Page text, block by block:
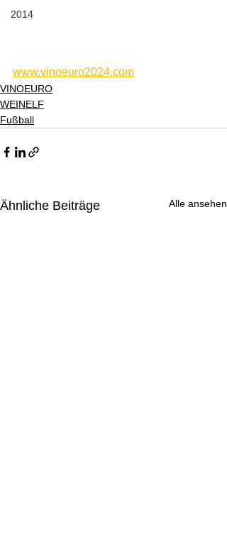
2014
www.vinoeuro2024.com
VINOEURO
WEINELF
Fußball
Ähnliche Beiträge Alle ansehen